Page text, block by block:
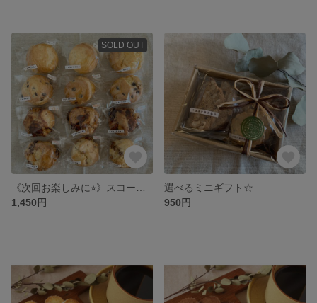
SOLD OUT
1,450円
選べるミニギフト☆
950円